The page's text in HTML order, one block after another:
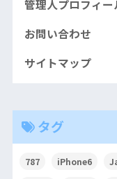
管理人プロフィー
お問い合わせ
サイトマップ
タグ
787 iPhone6